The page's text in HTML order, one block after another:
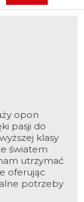
opon
pasji do
klasy
światem
utrzymać
oferując
potrzeby